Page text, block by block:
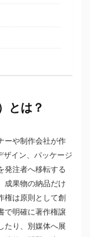
とは？
ーや制作会社が作
ザイン、パッケージ
発注者へ移転する
成果物の納品だけ
権は原則として創
で明確に著作権譲
たり、別媒体へ展